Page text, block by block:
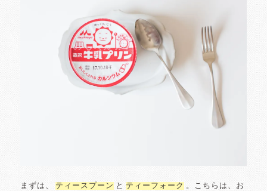
まずは、 ティースプーン と ティーフォーク 。こちらは、お